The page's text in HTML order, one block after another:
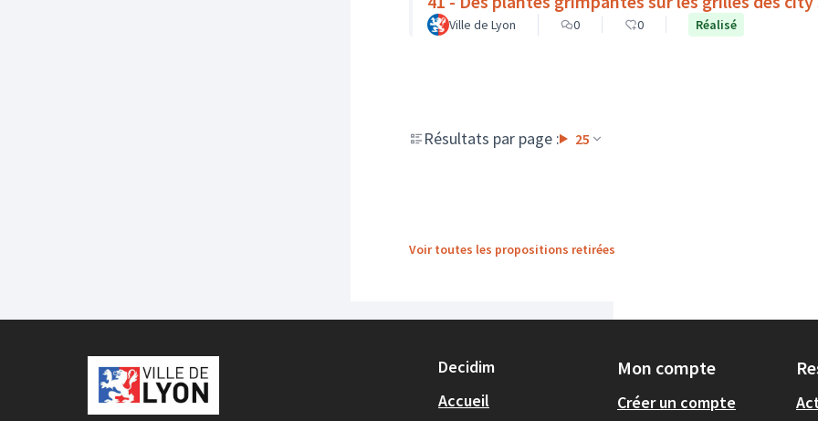
Ville de Lyon 0 0 Réalisé
Résultats par page : 25
Voir toutes les propositions retirées
Decidim
Accueil
Mon compte
Créer un compte